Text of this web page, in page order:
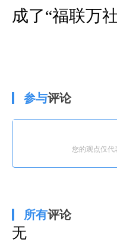
成了“福联万
参与评论
您的观点仅代
所有评论
无